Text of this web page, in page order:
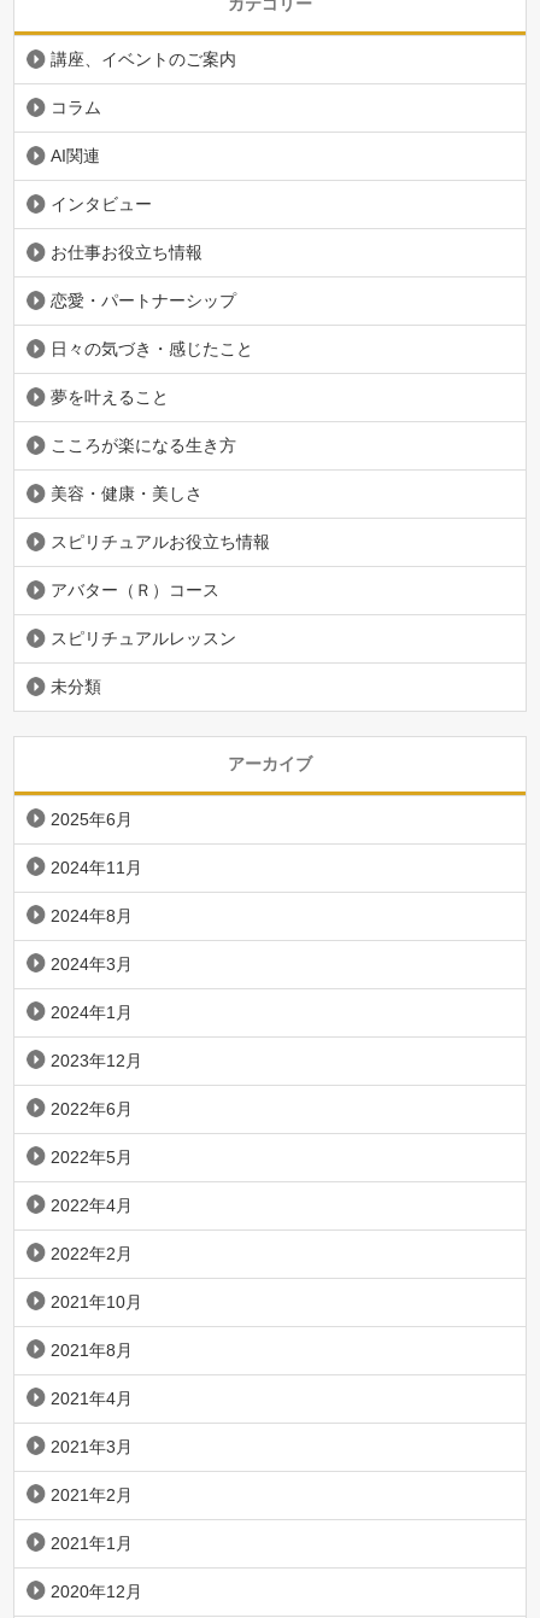
カテゴリー
講座、イベントのご案内
コラム
AI関連
インタビュー
お仕事お役立ち情報
恋愛・パートナーシップ
日々の気づき・感じたこと
夢を叶えること
こころが楽になる生き方
美容・健康・美しさ
スピリチュアルお役立ち情報
アバター（Ｒ）コース
スピリチュアルレッスン
未分類
アーカイブ
2025年6月
2024年11月
2024年8月
2024年3月
2024年1月
2023年12月
2022年6月
2022年5月
2022年4月
2022年2月
2021年10月
2021年8月
2021年4月
2021年3月
2021年2月
2021年1月
2020年12月